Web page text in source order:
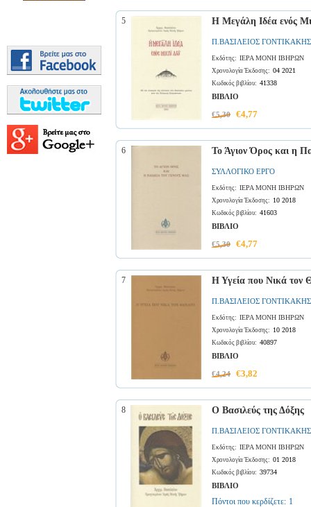
5 Η Μεγάλη Ιδέα ενός
Π.ΒΑΣΙΛΕΙΟΣ
Εκδότης: ΙΕΡΑ ΜΟΝΗ ΙΒΗΡΩΝ
Χρονολογία Έκδοσης: 04 2021
Κωδικός βιβλίου: 41338
ΒΙΒΛΙΟ
€5,30 €4,77
6 Το Άγιον Όρος και η
ΣΥΛΛΟΓΙΚΟ ΕΡΓΟ
Εκδότης: ΙΕΡΑ ΜΟΝΗ ΙΒΗΡΩΝ
Χρονολογία Έκδοσης: 10 2018
Κωδικός βιβλίου: 41603
ΒΙΒΛΙΟ
€5,30 €4,77
7 Η Υγεία που Νικά τον
Π.ΒΑΣΙΛΕΙΟΣ
Εκδότης: ΙΕΡΑ ΜΟΝΗ ΙΒΗΡΩΝ
Χρονολογία Έκδοσης: 10 2018
Κωδικός βιβλίου: 40897
ΒΙΒΛΙΟ
€4,24 €3,82
8 Ο Βασιλεύς της Δόξης
Π.ΒΑΣΙΛΕΙΟΣ
Εκδότης: ΙΕΡΑ ΜΟΝΗ ΙΒΗΡΩΝ
Χρονολογία Έκδοσης: 01 2018
Κωδικός βιβλίου: 39734
ΒΙΒΛΙΟ
Πόντοι που κερδίζετε: 1